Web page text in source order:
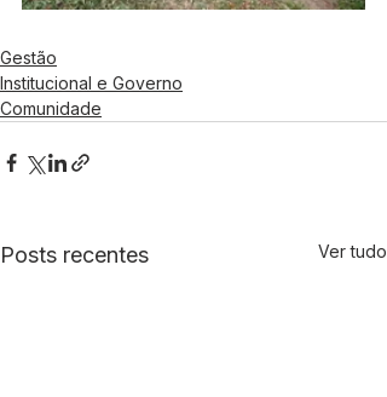
Gestão
Institucional e Governo
Comunidade
Posts recentes Ver tudo